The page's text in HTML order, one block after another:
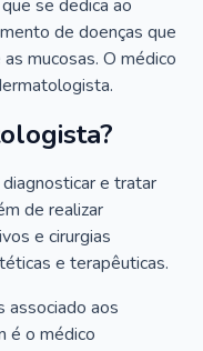
se dedica ao
de doenças que
mucosas. O médico
e tratar
de realizar
e cirurgias
e terapêuticas.
associado aos
é o médico